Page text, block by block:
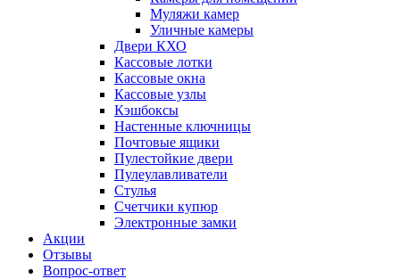
Муляжи камер
Уличные камеры
Двери КХО
Кассовые лотки
Кассовые окна
Кассовые узлы
Кэшбоксы
Настенные ключницы
Почтовые ящики
Пулестойкие двери
Пулеулавливатели
Стулья
Счетчики купюр
Электронные замки
Акции
Отзывы
Вопрос-ответ